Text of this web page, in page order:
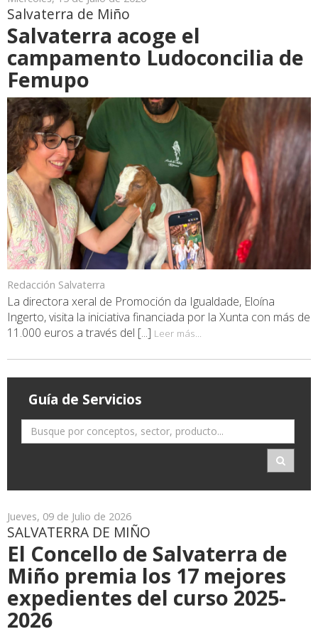
Salvaterra de Miño
Salvaterra acoge el
campamento Ludoconcilia de
Femupo
Redacción Salvaterra
La directora xeral de Promoción da Igualdade, Eloína
Ingerto, visita la iniciativa financiada por la Xunta con más de
11.000 euros a través del [...] Leer más...
Guía de Servicios
Jueves, 09 de Julio de 2026
SALVATERRA DE MIÑO
El Concello de Salvaterra de
Miño premia los 17 mejores
expedientes del curso 2025-
2026